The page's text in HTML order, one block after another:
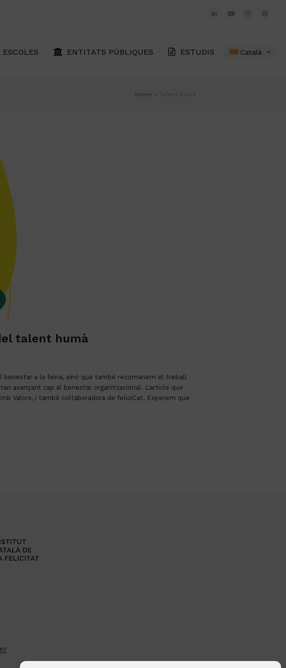
LinkedInYouTubeInstagram
ESCOLES ENTITATS PÚBLIQUES ESTUDIS Català
Home » Talent humà
talent humà
a la feina, sinó que també recomanem el treball
avançant cap al benestar organitzacional. L'article que
Valors, i també col·laboradora de feliciCat. Esperem que